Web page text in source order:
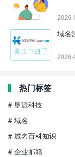
2026-
域名
2026-
热门标签
# 垦派科技
# 域名
# 域名百科知识
# 企业邮箱